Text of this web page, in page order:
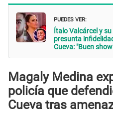
PUEDES VER:
Ítalo Valcárcel y
presunta
Cueva: "Buen
Magaly Medina
policía que
Cueva tras